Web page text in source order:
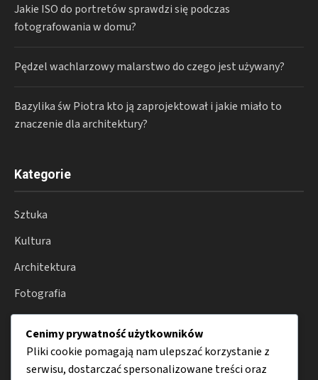
Jakie ISO do portretów sprawdzi się podczas
fotografowania w domu?
Pędzel wachlarzowy malarstwo do czego jest używany?
Bazylika św Piotra kto ją zaprojektował i jakie miało to
znaczenie dla architektury?
Kategorie
Sztuka
Kultura
Architektura
Fotografia
Moda
Porady
Cenimy prywatność użytkowników
Pliki cookie pomagają nam ulepszać korzystanie z
serwisu, dostarczać spersonalizowane treści oraz